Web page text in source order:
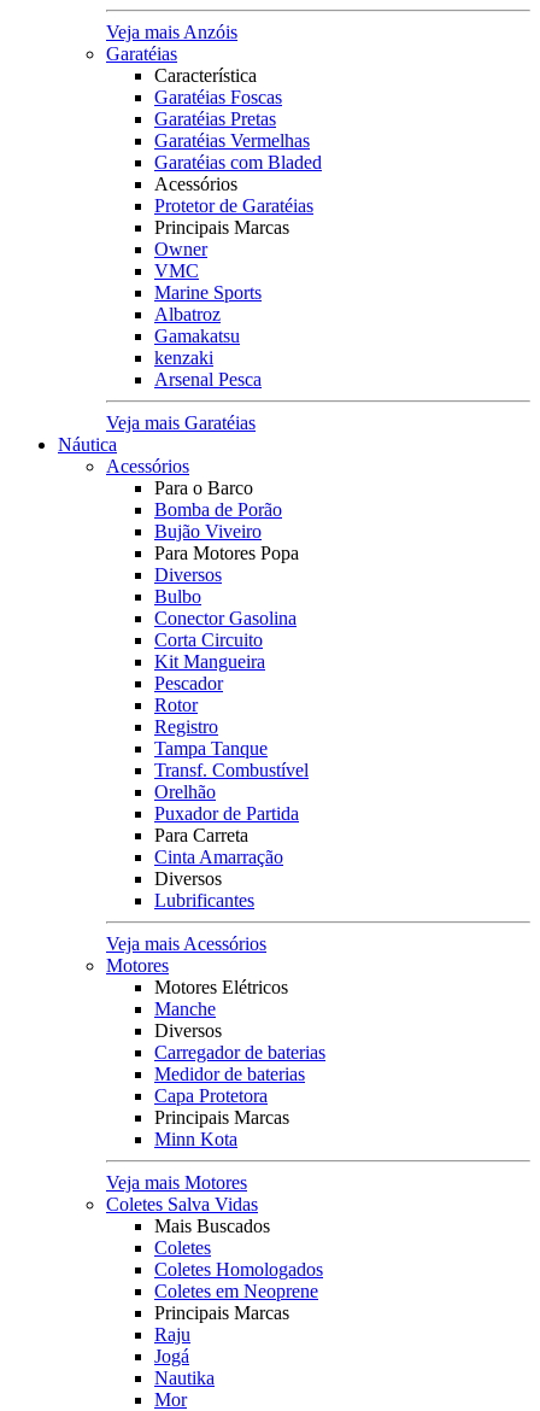
Veja mais Anzóis
Garatéias
Característica
Garatéias Foscas
Garatéias Pretas
Garatéias Vermelhas
Garatéias com Bladed
Acessórios
Protetor de Garatéias
Principais Marcas
Owner
VMC
Marine Sports
Albatroz
Gamakatsu
kenzaki
Arsenal Pesca
Veja mais Garatéias
Náutica
Acessórios
Para o Barco
Bomba de Porão
Bujão Viveiro
Para Motores Popa
Diversos
Bulbo
Conector Gasolina
Corta Circuito
Kit Mangueira
Pescador
Rotor
Registro
Tampa Tanque
Transf. Combustível
Orelhão
Puxador de Partida
Para Carreta
Cinta Amarração
Diversos
Lubrificantes
Veja mais Acessórios
Motores
Motores Elétricos
Manche
Diversos
Carregador de baterias
Medidor de baterias
Capa Protetora
Principais Marcas
Minn Kota
Veja mais Motores
Coletes Salva Vidas
Mais Buscados
Coletes
Coletes Homologados
Coletes em Neoprene
Principais Marcas
Raju
Jogá
Nautika
Mor